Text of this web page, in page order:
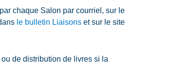
chaque Salon par courriel, sur le
le bulletin Liaisons et sur le site
de distribution de livres si la